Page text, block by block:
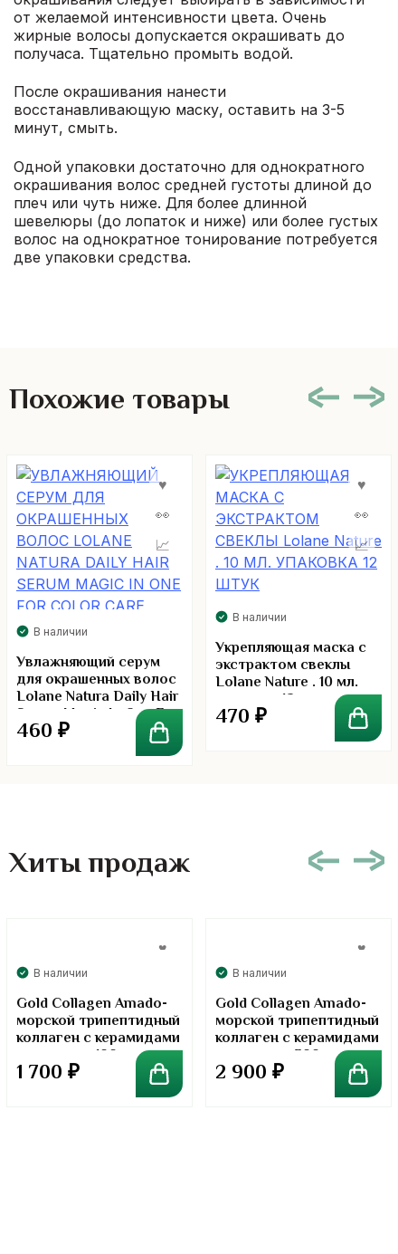
от желаемой интенсивности цвета. Очень
жирные волосы допускается окрашивать до
получаса. Тщательно промыть водой.
После окрашивания нанести
восстанавливающую маску, оставить на 3-5
минут, смыть.
Одной упаковки достаточно для однократного
окрашивания волос средней густоты длиной до
плеч или чуть ниже. Для более длинной
шевелюры (до лопаток и ниже) или более густых
волос на однократное тонирование потребуется
две упаковки средства.
Похожие товары
В наличии
Увлажняющий серум
для окрашенных волос
Lolane Natura Daily Hair
Serum Magic In One For
Color Care
460 ₽
В наличии
Укрепляющая маска с
экстрактом свеклы
Lolane Nature . 10 мл.
упаковка 12 штук
470 ₽
Хиты продаж
В наличии
Gold Collagen Amado-
морской трипептидный
коллаген с керамидами
в порошке. 100 грамм
1 700 ₽
В наличии
Gold Collagen Amado-
морской трипептидный
коллаген с керамидами
в порошке. 300 грамм
2 900 ₽